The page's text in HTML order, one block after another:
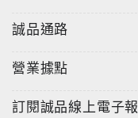
誠品通路
營業據點
訂閱誠品線上電子報